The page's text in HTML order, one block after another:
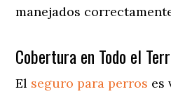
manejados
Cobertura en Todo el
El seguro para perros es